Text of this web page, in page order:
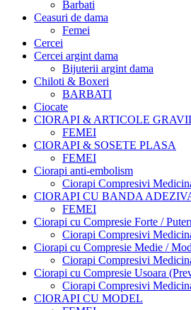
Barbati
Ceasuri de dama
Femei
Cercei
Cercei argint dama
Bijuterii argint dama
Chiloti & Boxeri
BARBATI
Ciocate
CIORAPI & ARTICOLE
FEMEI
CIORAPI & SOSETE PLASA
FEMEI
Ciorapi anti-embolism
Ciorapi Compresivi
CIORAPI CU BANDA
FEMEI
Ciorapi cu Compresie Forte /
Ciorapi Compresivi
Ciorapi cu Compresie Medie /
Ciorapi Compresivi
Ciorapi cu Compresie Usoara
Ciorapi Compresivi
CIORAPI CU MODEL